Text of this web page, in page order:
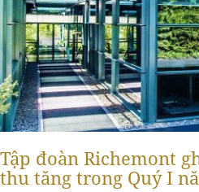
Tập đoàn Richemont
thu tăng trong Quý I